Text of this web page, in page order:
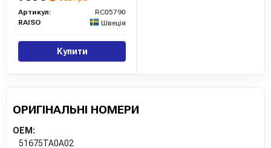
Артикул:
RC05790
RAISO
Швеція
Купити
ОРИГІНАЛЬНІ НОМЕРИ
OEM:
51675TA0A02